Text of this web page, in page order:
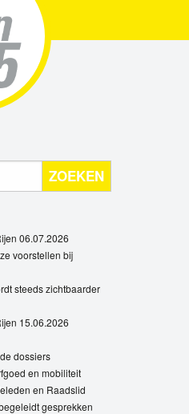
ZOEKEN
06.07.2026
voorstellen bij
steeds zichtbaarder
15.06.2026
dossiers
en mobiliteit
en Raadslid
gesprekken